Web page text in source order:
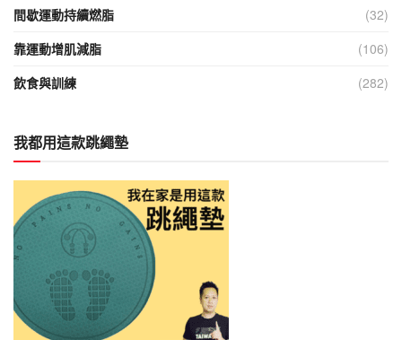
間歇運動持續燃脂
(32)
靠運動增肌減脂
(106)
飲食與訓練
(282)
我都用這款跳繩墊